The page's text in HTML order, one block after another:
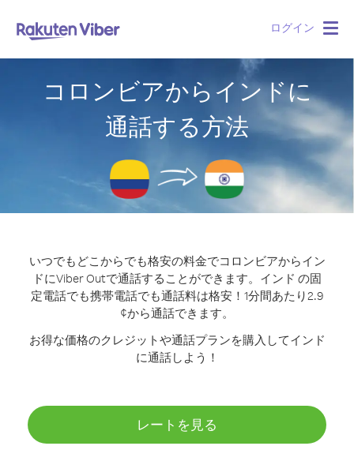
ログイン
コロンビアからインドに
通話する方法
いつでもどこからでも格安の料金でコロンビアからイン
ドにViber Outで通話することができます。 インド の固
定電話でも携帯電話でも通話料は格安！1分間あたり2.9
¢から通話できます。
お得な価格のクレジットや通話プランを購入してインド
に通話しよう！
レートを見る